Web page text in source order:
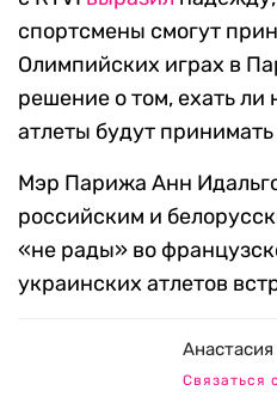
спортсмены смогут
Олимпийских играх в
решение о том, ехать ли
атлеты будут
Мэр Парижа Анн
российским и
«не рады» во
украинских атлетов
Связаться